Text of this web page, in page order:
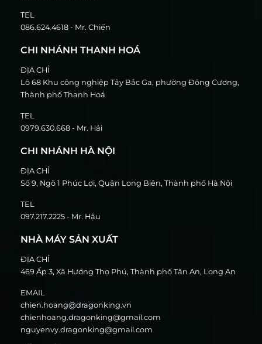
TEL
086.624.4618 - Mr. Chiến
CHI NHÁNH THANH HOÁ
ĐỊA CHỈ
Lô 68 Khu công nghiệp Tây Bắc Ga, phường Đông Cương,
Thành phố Thanh Hoá
TEL
0979.630.668 - Mr. Hải
CHI NHÁNH HÀ NỘI
ĐỊA CHỈ
Số 9, Ngõ 1 Phúc Lợi, Quận Long Biên, Thành phố Hà Nội
TEL
097.217.2225 - Mr. Hậu
NHÀ MÁY SẢN XUẤT
ĐỊA CHỈ
469 Ấp 3, Xã Hướng Thọ Phú, Thành phố Tân An, Long An
EMAIL
chien.hoang@dragonking.vn
chienhoang.dragonking@gmail.com
nguyenvy.dragonking@gmail.com